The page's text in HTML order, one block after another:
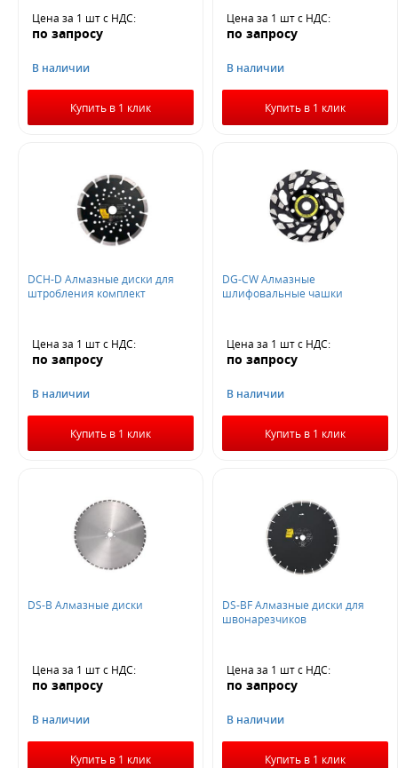
Цена за 1 штс НДС:
по запросу
В наличии
Купить в 1 клик
Цена за 1 штс НДС:
по запросу
В наличии
Купить в 1 клик
DCH-D Алмазные диски для
штробления комплект
Цена за 1 штс НДС:
по запросу
В наличии
Купить в 1 клик
DG-CW Алмазные
шлифовальные чашки
Цена за 1 штс НДС:
по запросу
В наличии
Купить в 1 клик
DS-B Алмазные диски
Цена за 1 штс НДС:
по запросу
В наличии
Купить в 1 клик
DS-BF Алмазные диски для
швонарезчиков
Цена за 1 штс НДС:
по запросу
В наличии
Купить в 1 клик